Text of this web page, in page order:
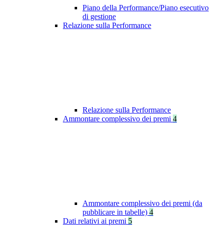
Piano della Performance/Piano esecutivo
di gestione
Relazione sulla Performance
Relazione sulla Performance
Ammontare complessivo dei premi 4
Ammontare complessivo dei premi (da
pubblicare in tabelle) 4
Dati relativi ai premi 5